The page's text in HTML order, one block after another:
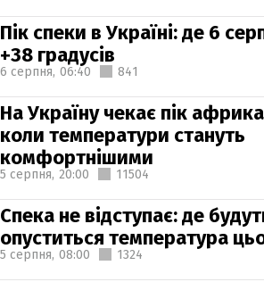
Пік спеки в Україні: де 6
+38 градусів
6 серпня, 06:40 841
На Україну чекає пік
коли температури стануть
комфортнішими
5 серпня, 20:00 11504
Спека не відступає: де
опуститься температура
5 серпня, 08:00 1324